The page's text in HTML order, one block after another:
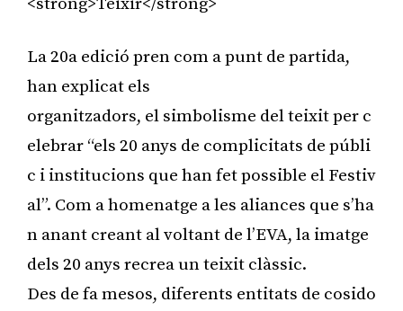
La 20a edició pren com a punt de partida,
han explicat els
organitzadors, el simbolisme del teixit per c
elebrar “els 20 anys de complicitats de públi
c i institucions que han fet possible el Festiv
al”. Com a homenatge a les aliances que s’ha
n anant creant al voltant de l’EVA, la imatge
dels 20 anys recrea un teixit clàssic.
Des de fa mesos, diferents entitats de cosido